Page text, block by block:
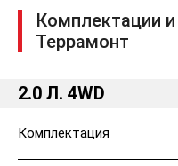
Комплектации
Террамонт
2.0 Л. 4WD
Комплектация